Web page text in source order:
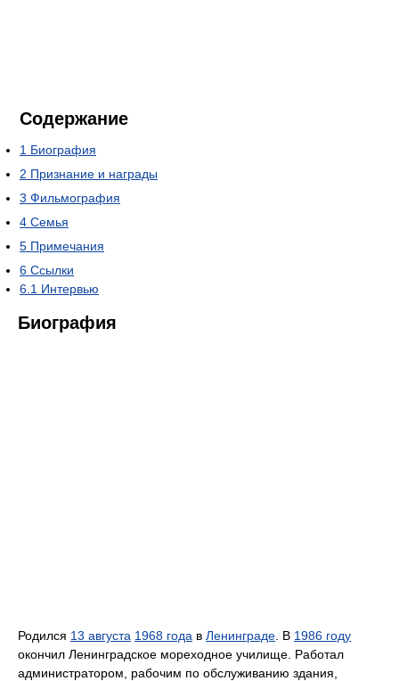
Содержание
1 Биография
2 Признание и награды
3 Фильмография
4 Семья
5 Примечания
6 Ссылки
6.1 Интервью
Биография
Родился 13 августа 1968 года в Ленинграде . В 1986 году
окончил Ленинградское мореходное училище. Работал
администратором, рабочим по обслуживанию здания,